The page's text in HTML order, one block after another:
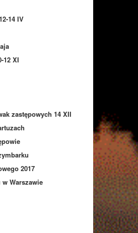
14 IV
12 XI
zastępowych 14 XII
2017
Warszawie